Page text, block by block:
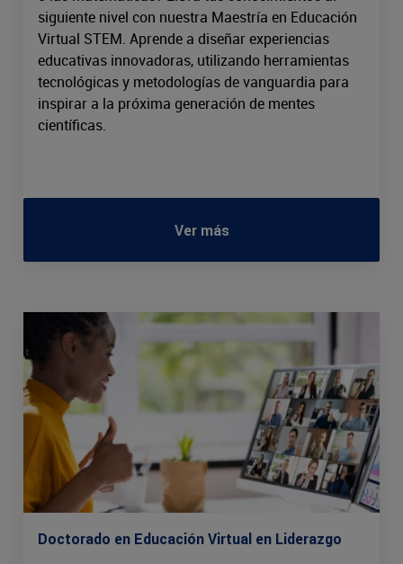
siguiente nivel con nuestra Maestría en Educación
Virtual STEM. Aprende a diseñar experiencias
educativas innovadoras, utilizando herramientas
tecnológicas y metodologías de vanguardia para
inspirar a la próxima generación de mentes
científicas.
Ver más
Doctorado en Educación Virtual en Liderazgo